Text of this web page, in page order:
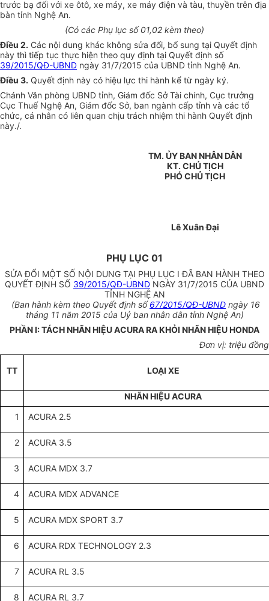
trước bạ đối với xe ôtô, xe máy, xe máy điện và tàu, thuyền trên địa
bàn tỉnh Nghệ An.
(Có các Phụ lục số 01,02 kèm theo)
Điều 2. Các nội dung khác không sửa đổi, bổ sung tại Quyết định
này thì tiếp tục thực hiện theo quy định tại Quyết định số
39/2015/QĐ-UBND ngày 31/7/2015 của UBND tỉnh Nghệ An.
Điều 3. Quyết định này có hiệu lực thi hành kể từ ngày ký.
Chánh Văn phòng UBND tỉnh, Giám đốc Sở Tài chính, Cục trưởng
Cục Thuế Nghệ An, Giám đốc Sở, ban ngành cấp tỉnh và các tổ
chức, cá nhân có liên quan chịu trách nhiệm thi hành Quyết định
này./.
TM. ỦY BAN NHÂN DÂN
KT. CHỦ TỊCH
PHÓ CHỦ TỊCH
Lê Xuân Đại
PHỤ LỤC 01
SỬA ĐỔI MỘT SỐ NỘI DUNG TẠI PHỤ LỤC I ĐÃ BAN HÀNH THEO
QUYẾT ĐỊNH SỐ 39/2015/QĐ-UBND NGÀY 31/7/2015 CỦA UBND
TỈNH NGHỆ AN
(Ban hành kèm theo Quyết định số67/2015/QĐ-UBND ngày 16
tháng 11 năm 2015 của Uỷ ban nhân dân tỉnh Nghệ An)
PHẦN I: TÁCH NHÃN HIỆU ACURA RA KHỎI NHÃN HIỆU HONDA
Đơn vị: triệu đồng
TT LOẠI XE
NHÃN HIỆU ACURA
1
ACURA 2.5
2 ACURA 3.5
3 ACURA MDX 3.7
4 ACURA MDX ADVANCE
5 ACURA MDX SPORT 3.7
6 ACURA RDX TECHNOLOGY 2.3
7 ACURA RL 3.5
8 ACURA RL 3.7